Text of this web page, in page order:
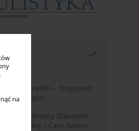
na
Virus Keratitis – Diagnostic
Challenges
Secondary Glaucoma
Vitrectomy – Case Report